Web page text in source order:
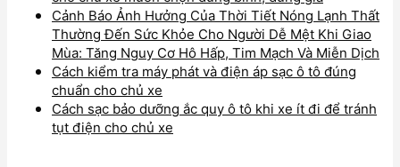
Cảnh Báo Ảnh Hưởng Của Thời Tiết Nóng Lạnh Thất
Thường Đến Sức Khỏe Cho Người Dễ Mệt Khi Giao
Mùa: Tăng Nguy Cơ Hô Hấp, Tim Mạch Và Miễn Dịch
Cách kiểm tra máy phát và điện áp sạc ô tô đúng
chuẩn cho chủ xe
Cách sạc bảo dưỡng ắc quy ô tô khi xe ít đi để tránh
tụt điện cho chủ xe